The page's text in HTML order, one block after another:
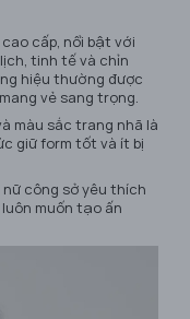
cấp, nổi bật với
tinh tế và chỉn
hiệu thường được
vẻ sang trọng.
màu sắc trang nhã là
giữ form tốt và ít bị
nữ công sở yêu thích
muốn tạo ấn